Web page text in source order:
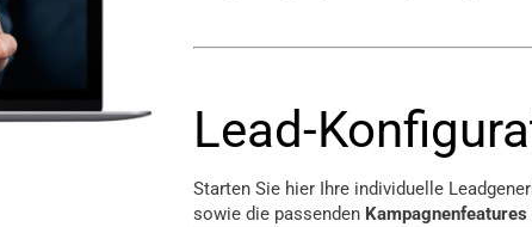
Lead-
Starten Sie hier Ihre individuelle
sowie die passenden Kampagnenfeatures